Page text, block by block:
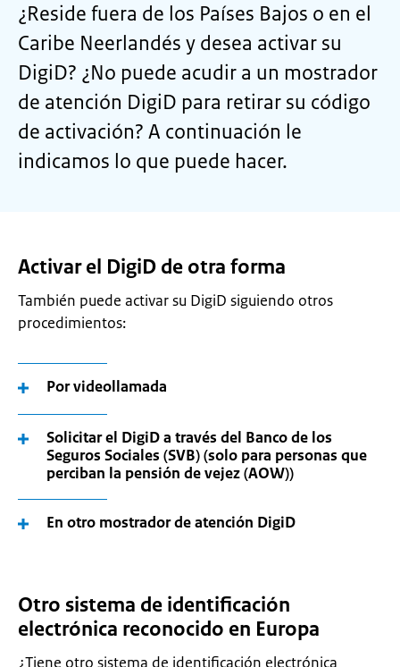
¿Reside fuera de los Países Bajos o en el
Caribe Neerlandés y desea activar su
DigiD? ¿No puede acudir a un mostrador
de atención DigiD para retirar su código
de activación? A continuación le
indicamos lo que puede hacer.
Activar el DigiD de otra forma
También puede activar su DigiD siguiendo otros
procedimientos:
Por videollamada
Solicitar el DigiD a través del Banco de los
Seguros Sociales (SVB) (solo para personas que
perciban la pensión de vejez (AOW))
En otro mostrador de atención DigiD
Otro sistema de identificación
electrónica reconocido en Europa
¿Tiene otro sistema de identificación electrónica